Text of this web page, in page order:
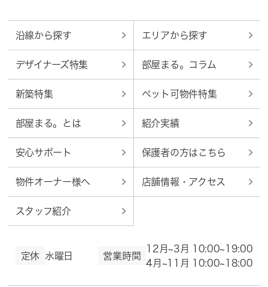
沿線から探す エリアから探す
デザイナーズ特集 部屋まる。コラム
新築特集 ペット可物件特集
部屋まる。とは 紹介実績
安心サポート 保護者の方はこちら
物件オーナー様へ 店舗情報・アクセス
スタッフ紹介
定休 水曜日 営業時間
12月~3月 10:00~19:00
4月~11月 10:00~18:00